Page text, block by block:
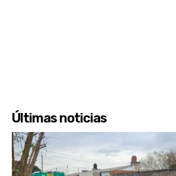
Últimas noticias